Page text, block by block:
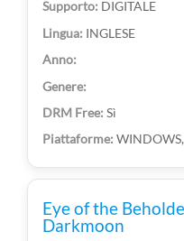
DIGITALE
INGLESE
Sì
Eye of the
Darkmoon